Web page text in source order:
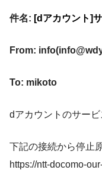
件名: [dアカウント]
From:
To: mikoto
dアカウントのサービ
下記の接続から停止
https://ntt-docomo-